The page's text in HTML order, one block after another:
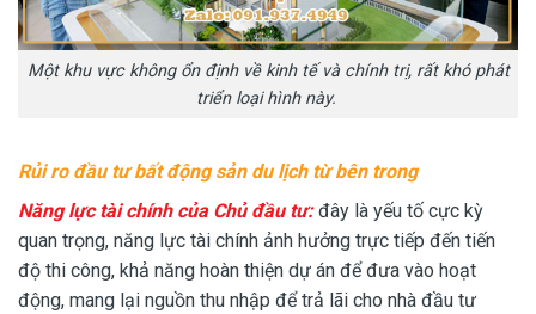
Một khu vực không ổn định về kinh tế và chính trị, rất khó phát
triển loại hình này.
Rủi ro đầu tư bất động sản du lịch từ bên trong
Năng lực tài chính của Chủ đầu tư:đây là yếu tố cực kỳ
quan trọng, năng lực tài chính ảnh hưởng trực tiếp đến tiến
độ thi công, khả năng hoàn thiện dự án để đưa vào hoạt
động, mang lại nguồn thu nhập để trả lãi cho nhà đầu tư